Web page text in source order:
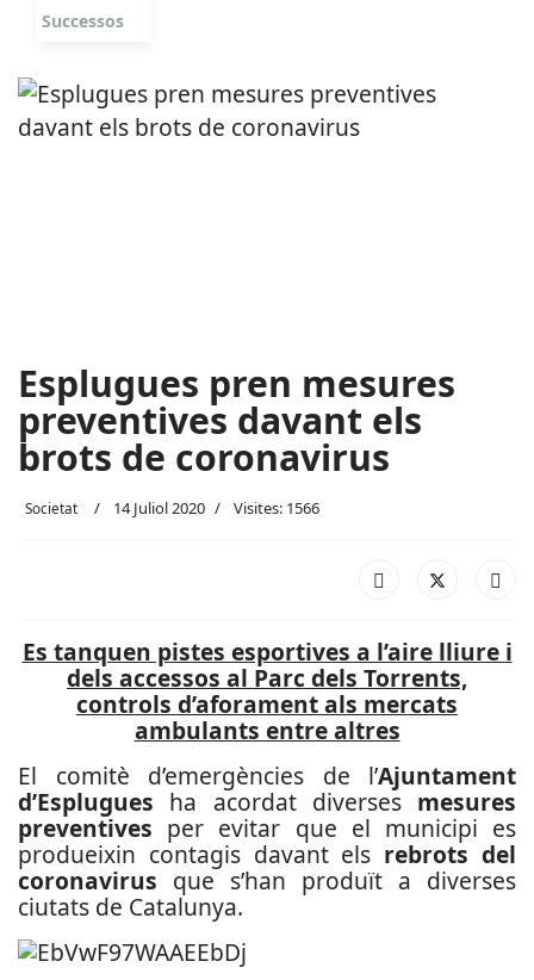
Successos
Esplugues pren mesures
preventives davant els
brots de coronavirus
Societat 14 Juliol 2020 Visites: 1566
Es tanquen pistes esportives a l’aire lliure i
dels accessos al Parc dels Torrents,
controls d’aforament als mercats
ambulants entre altres
El comitè d’emergències de l’Ajuntament
d’Esplugues ha acordat diverses mesures
preventives per evitar que el municipi es
produeixin contagis davant els rebrots del
coronavirus que s’han produït a diverses
ciutats de Catalunya.